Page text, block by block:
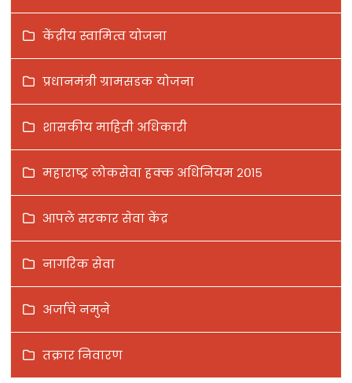
केंद्रीय स्वामित्व योजना
प्रधानमंत्री ग्रामसडक योजना
शासकीय माहिती अधिकारी
महाराष्ट्र लोकसेवा हक्क अधिनियम २०१५
आपले सरकार सेवा केंद्र
नागरिक सेवा
अर्जाचे नमुने
तक्रार निवारण